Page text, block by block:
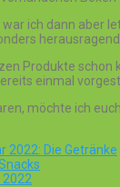
ich dann aber
Produkte
einmal
möchte ich
2022: Die Getränke
2022